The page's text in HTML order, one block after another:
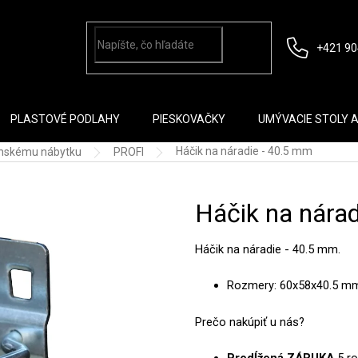
+421
PLASTOVÉ PODLAHY PIESKOVAČKY UMÝVACIE STOLY
nábytku PROFI Háčik na náradie - 40.5 mm
Háčik na
Háčik na náradie - 40.5 mm.
Rozmery: 60x58x40.5
Prečo nakúpiť u nás?